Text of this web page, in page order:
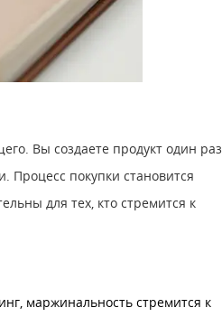
Вы создаете продукт один раз,
Процесс покупки становится
для тех, кто стремится к
маржинальность стремится к